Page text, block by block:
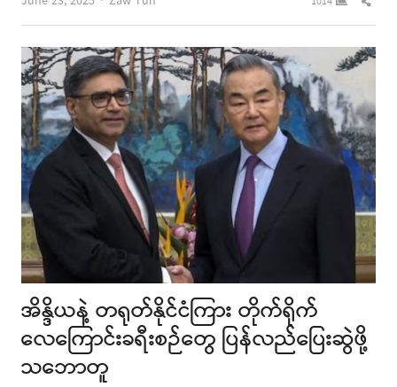
အိန္ဒိယနဲ့ တရုတ်နိုင်ငံကြား တိုက်ရိုက်
လေကြောင်းခရီးစဉ်တွေ ပြန်လည်ပြေးဆွဲဖို့
သဘောတူ